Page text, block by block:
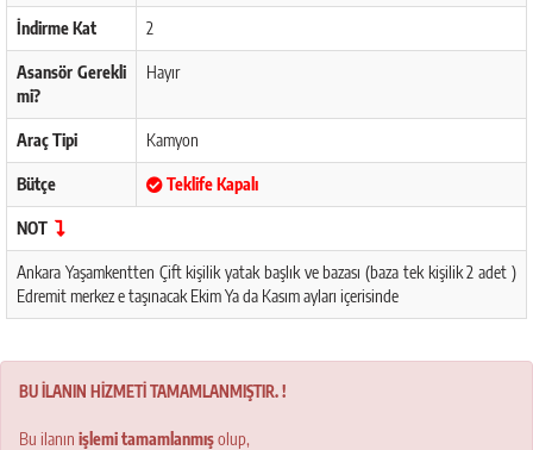
İndirme Kat 2
Asansör Gerekli
mi?
Hayır
Araç Tipi Kamyon
Bütçe Teklife Kapalı
NOT
Ankara Yaşamkentten Çift kişilik yatak başlık ve bazası (baza tek kişilik 2 adet )
Edremit merkez e taşınacak Ekim Ya da Kasım ayları içerisinde
BU İLANIN HİZMETİ TAMAMLANMIŞTIR. !
Bu ilanın işlemi tamamlanmışolup,